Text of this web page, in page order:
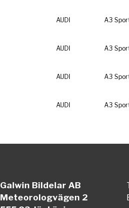
AUDI
A3
AUDI
A3
AUDI
A3
AUDI
A3
Galwin Bildelar AB
Meteorologvägen 2